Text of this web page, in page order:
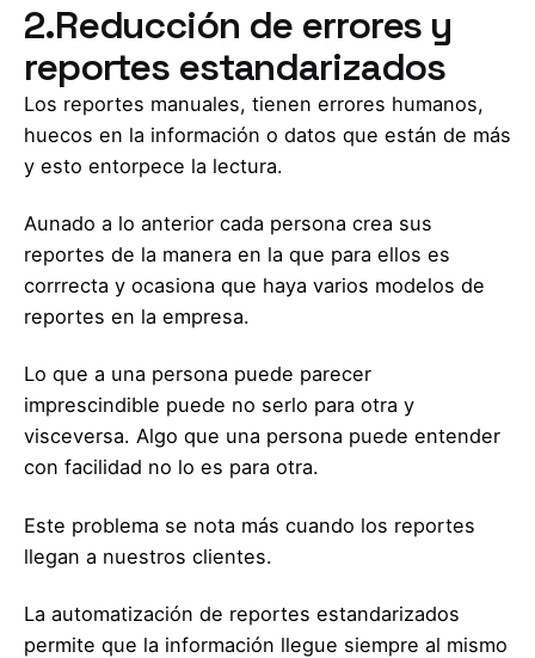
2.Reducción de errores y
reportes estandarizados
Los reportes manuales, tienen errores humanos,
huecos en la información o datos que están de más
y esto entorpece la lectura.
Aunado a lo anterior cada persona crea sus
reportes de la manera en la que para ellos es
corrrecta y ocasiona que haya varios modelos de
reportes en la empresa.
Lo que a una persona puede parecer
imprescindible puede no serlo para otra y
visceversa. Algo que una persona puede entender
con facilidad no lo es para otra.
Este problema se nota más cuando los reportes
llegan a nuestros clientes.
La automatización de reportes estandarizados
permite que la información llegue siempre al mismo